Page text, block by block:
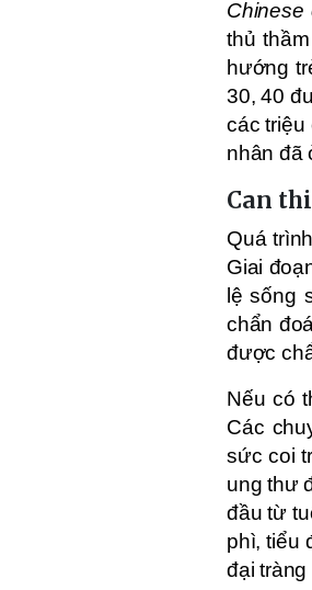
Chinese
thủ
hướng
30, 40
các triệu
nhân đã
Can
Quá
Giai
lệ sống
chẩn
được
Nếu có
Các
sức coi
ung thư
đầu từ
phì, tiểu
đại